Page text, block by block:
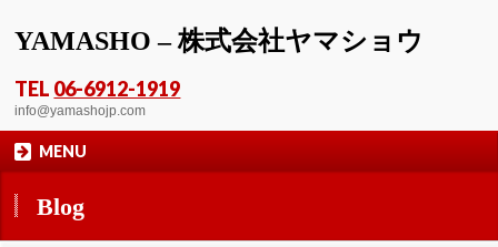
YAMASHO – 株式会社ヤマショウ
TEL 06-6912-1919
info@yamashojp.com
MENU
Blog